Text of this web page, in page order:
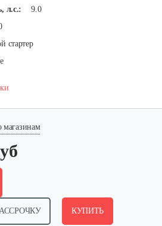
л.с.:
9.0
стартер
магазинам
КУПИТЬ